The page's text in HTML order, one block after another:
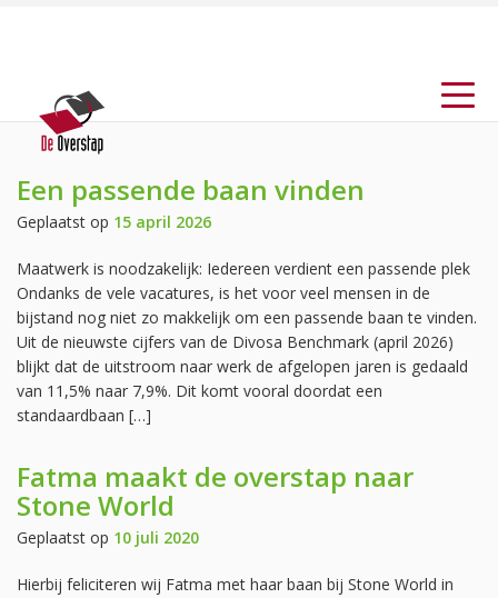
Een passende baan vinden
Geplaatst op 15 april 2026
Maatwerk is noodzakelijk: Iedereen verdient een passende plek
Ondanks de vele vacatures, is het voor veel mensen in de
bijstand nog niet zo makkelijk om een passende baan te vinden.
Uit de nieuwste cijfers van de Divosa Benchmark (april 2026)
blijkt dat de uitstroom naar werk de afgelopen jaren is gedaald
van 11,5% naar 7,9%. Dit komt vooral doordat een
standaardbaan […]
Fatma maakt de overstap naar
Stone World
Geplaatst op 10 juli 2020
Hierbij feliciteren wij Fatma met haar baan bij Stone World in